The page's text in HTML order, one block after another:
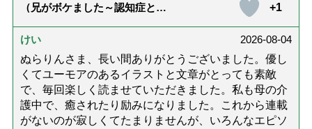
（兄がボケました～認知症と介
達』が届きました」）
+1
けい
2026-08-04
ぬらりんさま、長い間ありがとうございました。優し
くてユーモアのあるイラストと文章がとっても素敵
で、毎回楽しく読ませていただきました。私も母の介
護中で、癒されたり励みになりました。これから連載
がないのが寂しくてたまりませんが、いろんなエピソ